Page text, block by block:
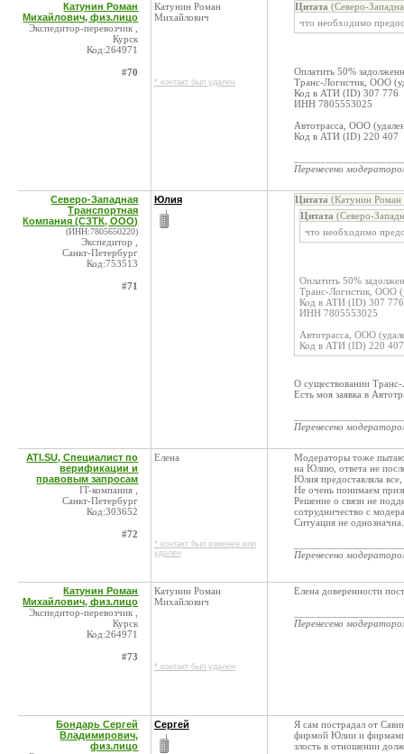
Катунин Роман
Михайлович, физ.лицо
Экспедитор-перевозчик ,
Курск
Код:264971
#70
Катунин Роман
Михайлович
* контакт был удален
Цитата (Северо-
что необходимо
Оплатить 50%
Транс-Логистик, ООО
Код в АТИ (ID) 307 776
ИНН 7805553025
Автотрасса, ООО
Код в АТИ (ID) 220 407
Перенесено
Северо-Западная
Транспортная
Компания (СЗТК, ООО)
(ИНН:7805650220)
Экспедитор ,
Санкт-Петербург
Код:753513
#71
Юлия Цитата (Катунин
Цитата (Северо-
что необходимо
Оплатить 50%
Транс-Логистик, ООО
Код в АТИ (ID) 307 776
ИНН 7805553025
Автотрасса, ООО
Код в АТИ (ID) 220 407
О существовании Транс-
Есть моя заявка в
Перенесено
ATI.SU, Специалист по
верификации и
правовым запросам
IT-компания ,
Санкт-Петербург
Код:303652
#72
Елена
* контакт был изменен или
удален
Модераторы тоже
на Юлию, ответа не
Юлия предоставляла
Не очень понимаем
Решение о связи не
сотрудничество с
Ситуация не однозначна.
Перенесено
Катунин Роман
Михайлович, физ.лицо
Экспедитор-перевозчик ,
Курск
Код:264971
#73
Катунин Роман
Михайлович
* контакт был удален
Елена доверенности
Перенесено
Бондарь Сергей
Владимирович,
физ.лицо
Сергей
Я сам пострадал от
фирмой Юлии и фирмами
злость в отношении